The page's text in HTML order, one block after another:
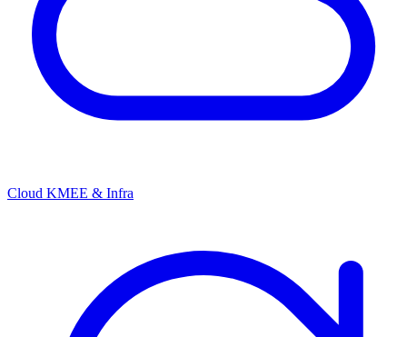
Cloud KMEE & Infra